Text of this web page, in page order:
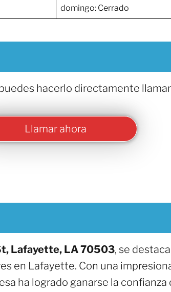
domingo: Cerrado
hacerlo directamente
Llamar ahora
Lafayette, LA 70503, se
en Lafayette. Con una
ha logrado ganarse la